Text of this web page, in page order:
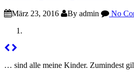
März 23, 2016 By admin No
… sind alle meine Kinder. Zumindest